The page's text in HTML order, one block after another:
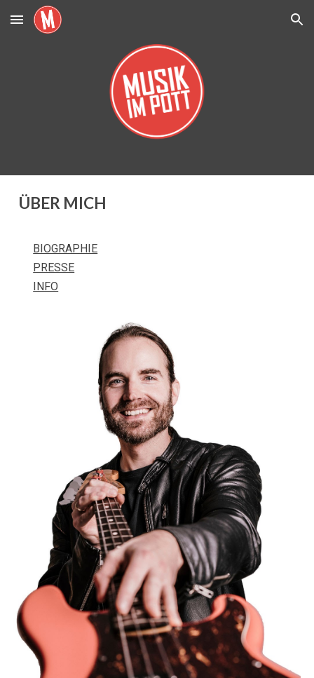
Skip to main content Skip to navigation
ÜBER MICH
BIOGRAPHIE
PRESSE
INFO